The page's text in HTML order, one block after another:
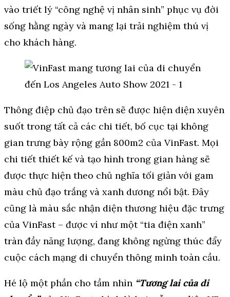
vào triết lý “công nghệ vị nhân sinh” phục vụ đời
sống hằng ngày và mang lại trải nghiệm thú vị
cho khách hàng.
Thông điệp chủ đạo trên sẽ được hiện diện xuyên
suốt trong tất cả các chi tiết, bố cục tại không
gian trưng bày rộng gần 800m2 của VinFast. Mọi
chi tiết thiết kế và tạo hình trong gian hàng sẽ
được thực hiện theo chủ nghĩa tối giản với gam
màu chủ đạo trắng và xanh dương nổi bật. Đây
cũng là màu sắc nhận diện thương hiệu đặc trưng
của VinFast – được ví như một “tia điện xanh”
tràn đầy năng lượng, đang không ngừng thúc đẩy
cuộc cách mạng di chuyển thông minh toàn cầu.
Hé lộ một phần cho tầm nhìn “Tương lai của di